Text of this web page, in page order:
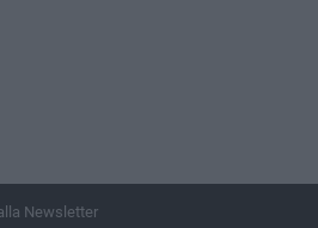
Newsletter